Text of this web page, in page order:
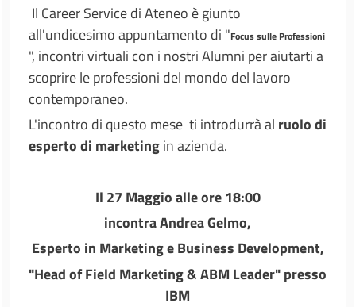
Il Career Service di Ateneo è giunto
all'undicesimo appuntamento di "Focus sulle Professioni
", incontri virtuali con i nostri Alumni per aiutarti a
scoprire le professioni del mondo del lavoro
contemporaneo.
L'incontro di questo mese ti introdurrà al ruolo di
esperto di marketingin azienda.
Il 27 Maggio alle ore 18:00
incontra Andrea Gelmo,
Esperto in Marketing e Business Development,
"Head of Field Marketing & ABM Leader" presso
IBM